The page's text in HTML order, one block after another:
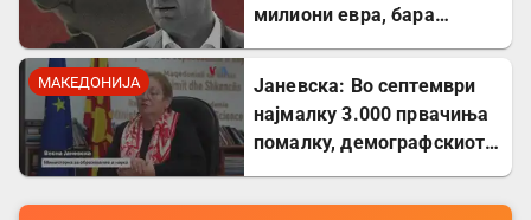
милиони евра, бара
МАКЕДОНИЈА
Јаневска: Во септември
најмалку 3.000 првачиња
помалку, демографскиот